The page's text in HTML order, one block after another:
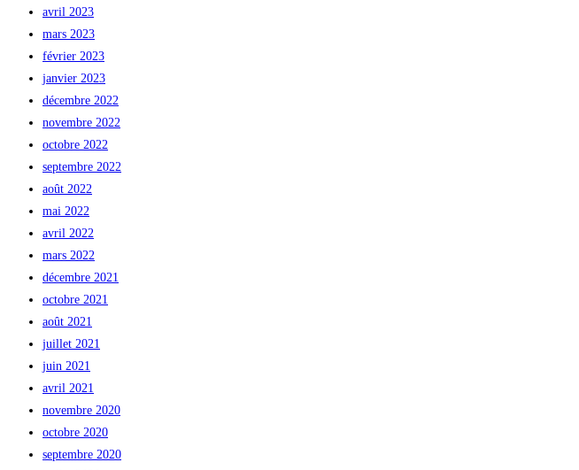
avril 2023
mars 2023
février 2023
janvier 2023
décembre 2022
novembre 2022
octobre 2022
septembre 2022
août 2022
mai 2022
avril 2022
mars 2022
décembre 2021
octobre 2021
août 2021
juillet 2021
juin 2021
avril 2021
novembre 2020
octobre 2020
septembre 2020